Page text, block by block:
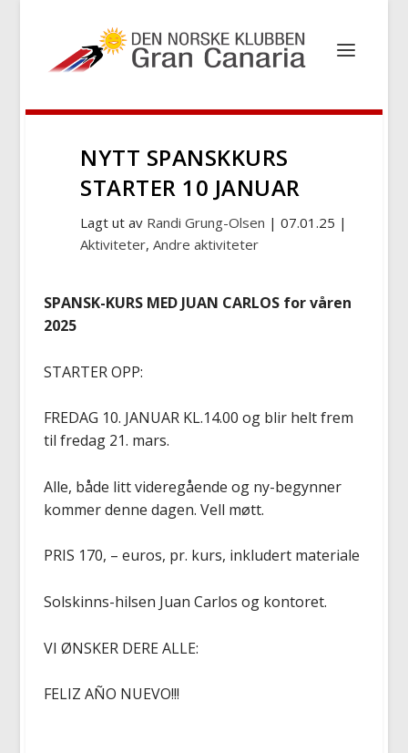
NYTT SPANSKKURS
STARTER 10 JANUAR
Lagt ut av Randi Grung-Olsen |07.01.25 |
Aktiviteter,Andre aktiviteter
SPANSK-KURS MED JUAN CARLOS for våren
2025
STARTER OPP:
FREDAG 10. JANUAR KL.14.00 og blir helt frem
til fredag 21. mars.
Alle, både litt videregående og ny-begynner
kommer denne dagen. Vell møtt.
PRIS 170, – euros, pr. kurs, inkludert materiale
Solskinns-hilsen Juan Carlos og kontoret.
VI ØNSKER DERE ALLE:
FELIZ AÑO NUEVO!!!